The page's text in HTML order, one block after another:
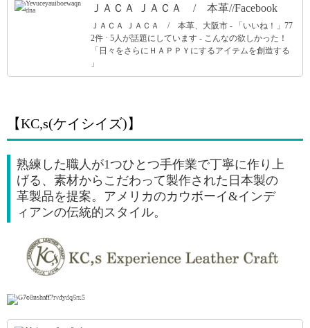
ＪＡＣＡ ＪＡＣＡ / 本革//Facebook
ＪＡＣＡ ＪＡＣＡ / 本革、大阪市 - 「いいね！」77
2件 · 5人が話題にしています - こんなの欲しかった！
「日々をさらにＨＡＰＰＹにするアイテムを創造する
」
【KC,s(ケイシイズ)】
熟練した職人が1つひとつ手作業で丁寧に作り上
げる、素材からこだわって製作された日本製の
革製品を提案。アメリカのカウボーイ&インデ
ィアンの伝統的スタイル。
引用: https://www.leather-house.net/image/aikon/brand/kc's_top.jpg
引用: https://item-shopping.c.yimg.jp/i/l/kc-s_pass-case1-freecut-almond